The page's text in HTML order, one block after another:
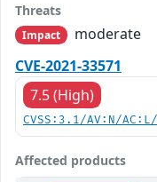
Threats
Impact
moderate
CVE-2021-33571
7.5 (High)
CVSS:3.1/AV:N/
Affected products